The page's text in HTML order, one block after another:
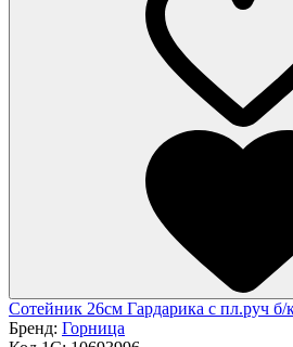
Сотейник 26см Гардарика с пл.руч б/
Бренд: Горница